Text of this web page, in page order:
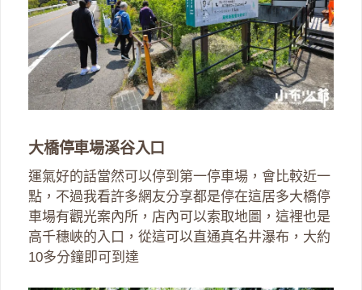
大橋停車場溪谷入口
運氣好的話當然可以停到第一停車場，會比較近一
點，不過我看許多網友分享都是停在這居多大橋停
車場有觀光案內所，店內可以索取地圖，這裡也是
高千穗峽的入口，從這可以直通真名井瀑布，大約
10多分鐘即可到達